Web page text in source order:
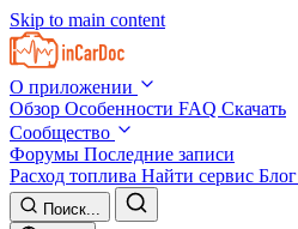
Skip to main content
О приложении
Обзор Особенности FAQ Скачать
Сообщество
Форумы Последние записи
Расход топлива Найти сервис Блог
Поиск...